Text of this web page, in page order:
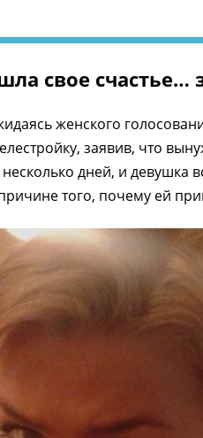
свое счастье…
женского
заявив, что
дней, и девушка
того, почему ей